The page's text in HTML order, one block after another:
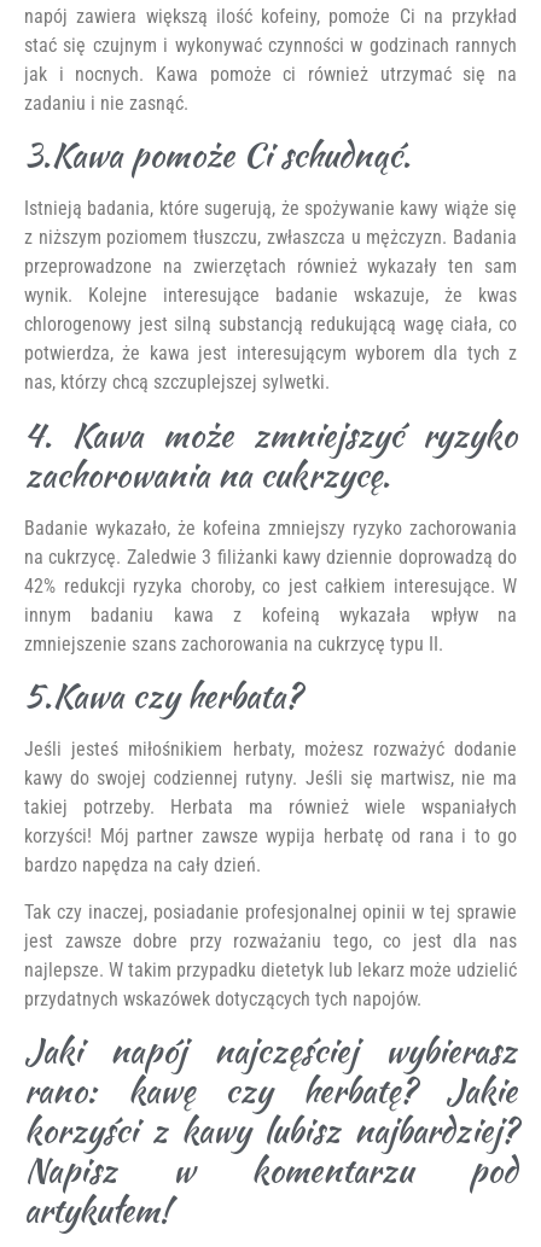
napój zawiera większą ilość kofeiny, pomoże Ci na przykład
stać się czujnym i wykonywać czynności w godzinach rannych
jak i nocnych. Kawa pomoże ci również utrzymać się na
zadaniu i nie zasnąć.
3.Kawa pomoże Ci schudnąć.
Istnieją badania, które sugerują, że spożywanie kawy wiąże się
z niższym poziomem tłuszczu, zwłaszcza u mężczyzn. Badania
przeprowadzone na zwierzętach również wykazały ten sam
wynik. Kolejne interesujące badanie wskazuje, że kwas
chlorogenowy jest silną substancją redukującą wagę ciała, co
potwierdza, że kawa jest interesującym wyborem dla tych z
nas, którzy chcą szczuplejszej sylwetki.
4. Kawa może zmniejszyć ryzyko
zachorowania na cukrzycę.
Badanie wykazało, że kofeina zmniejszy ryzyko zachorowania
na cukrzycę. Zaledwie 3 filiżanki kawy dziennie doprowadzą do
42% redukcji ryzyka choroby, co jest całkiem interesujące. W
innym badaniu kawa z kofeiną wykazała wpływ na
zmniejszenie szans zachorowania na cukrzycę typu II.
5.Kawa czy herbata?
Jeśli jesteś miłośnikiem herbaty, możesz rozważyć dodanie
kawy do swojej codziennej rutyny. Jeśli się martwisz, nie ma
takiej potrzeby. Herbata ma również wiele wspaniałych
korzyści! Mój partner zawsze wypija herbatę od rana i to go
bardzo napędza na cały dzień.
Tak czy inaczej, posiadanie profesjonalnej opinii w tej sprawie
jest zawsze dobre przy rozważaniu tego, co jest dla nas
najlepsze. W takim przypadku dietetyk lub lekarz może udzielić
przydatnych wskazówek dotyczących tych napojów.
Jaki napój najczęściej wybierasz
rano: kawę czy herbatę? Jakie
korzyści z kawy lubisz najbardziej?
Napisz w komentarzu pod
artykułem!